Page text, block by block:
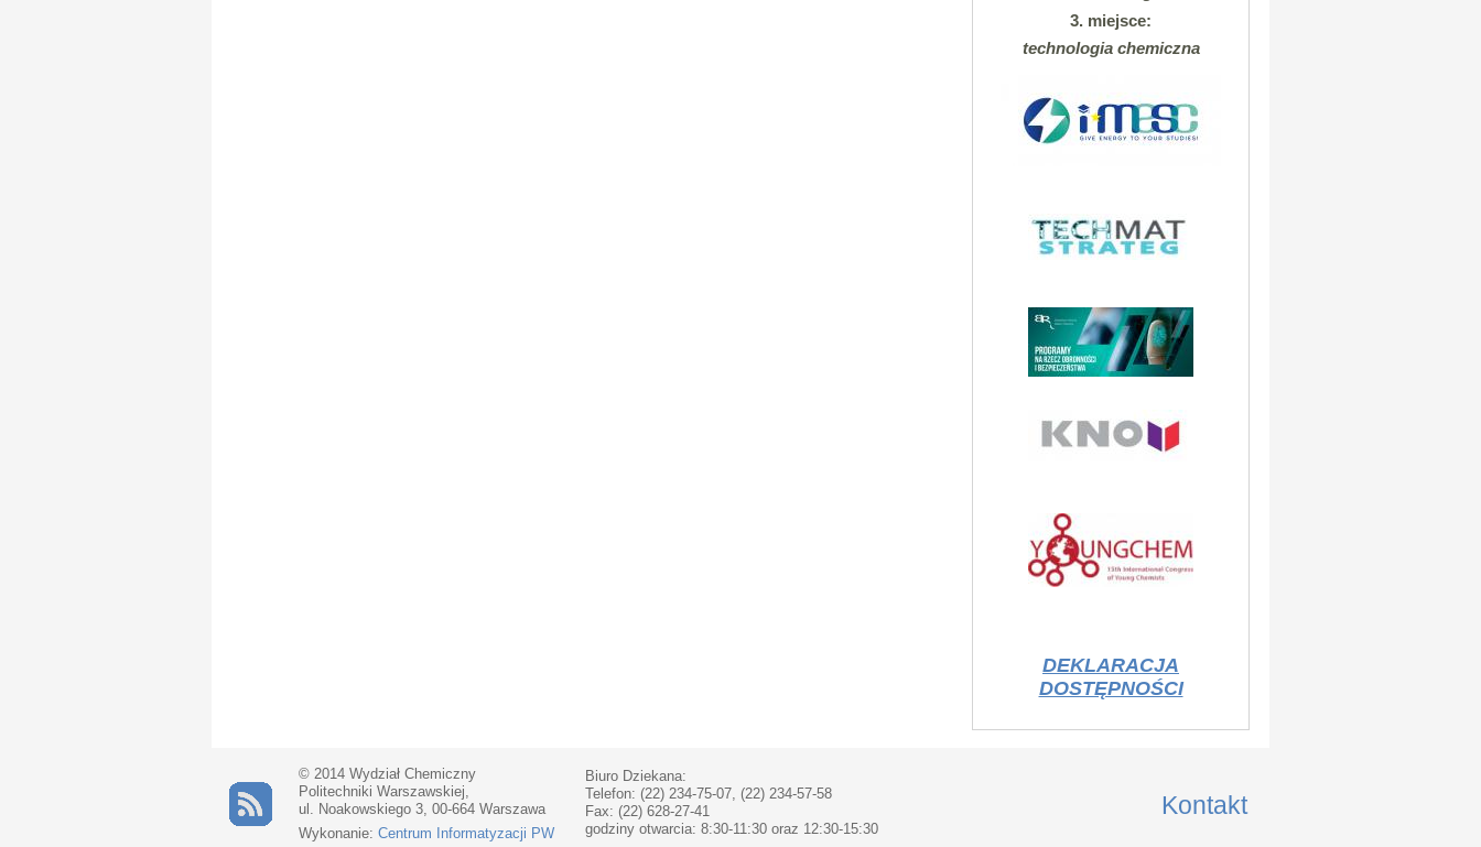
3. miejsce:
technologia chemiczna
DEKLARACJA
DOSTĘPNOŚCI
© 2014 Wydział Chemiczny
Politechniki Warszawskiej,
ul. Noakowskiego 3, 00-664 Warszawa
Wykonanie: Centrum Informatyzacji PW
Biuro Dziekana:
Telefon: (22) 234-75-07, (22) 234-57-58
Fax: (22) 628-27-41
godziny otwarcia: 8:30-11:30 oraz 12:30-15:30
Kontakt